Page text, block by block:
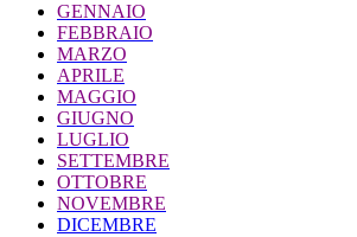
GENNAIO
FEBBRAIO
MARZO
APRILE
MAGGIO
GIUGNO
LUGLIO
SETTEMBRE
OTTOBRE
NOVEMBRE
DICEMBRE